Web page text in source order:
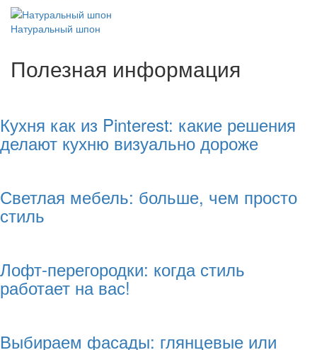
Натуральный шпон
Полезная информация
Кухня как из Pinterest: какие решения
делают кухню визуально дороже
Светлая мебель: больше, чем просто
стиль
Лофт-перегородки: когда стиль
работает на вас!
Выбираем фасады: глянцевые или